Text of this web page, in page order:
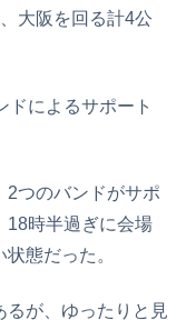
大阪を回る計4公
ドによるサポート
2つのバンドがサポ
18時半過ぎに会場
態だった。
るが、ゆったりと見